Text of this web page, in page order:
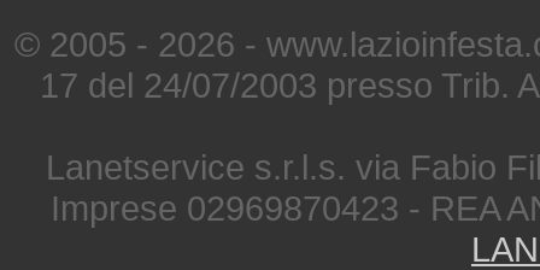
© 2005 - 2026 -
17 del 24/07/2003 presso Trib.
Lanetservice s.r.l.s. via Fabio
Imprese 02969870423 - REA